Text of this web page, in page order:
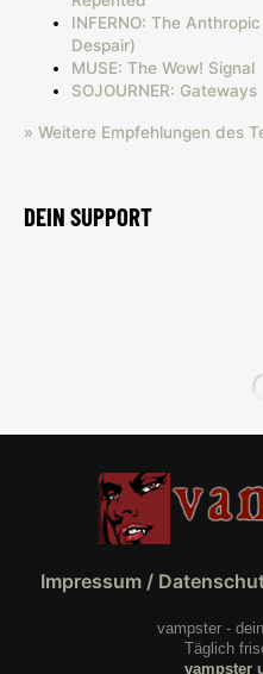
INFERNO: The
Despair)
MUSE: The Wow! Signal
SOJOURNER: Gateways
» Weitere Empfehlungen des
DEIN SUPPORT
Impressum /
vampster -
Täglich
vampster